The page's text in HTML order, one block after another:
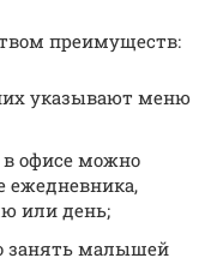
преимуществ:
указывают меню
офисе можно
ежедневника,
или день;
занять малышей